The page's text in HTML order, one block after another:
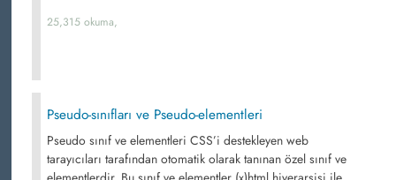
25,315 okuma,
Pseudo-sınıfları ve Pseudo-elementleri
Pseudo sınıf ve elementleri CSS’i destekleyen web
tarayıcıları tarafından otomatik olarak tanınan özel sınıf ve